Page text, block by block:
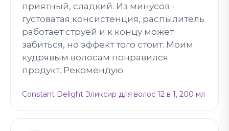
приятный, сладкий. Из минусов -
густоватая консистенция, распылитель
работает струей и к концу может
забиться, но эффект того стоит. Моим
кудрявым волосам понравился
продукт. Рекомендую.
Constant Delight Эликсир для волос 12 в 1, 200 мл